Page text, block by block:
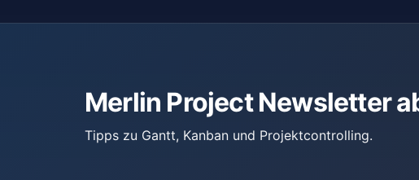
Merlin Project Newsletter
Tipps zu Gantt, Kanban und Projektcontrolling.